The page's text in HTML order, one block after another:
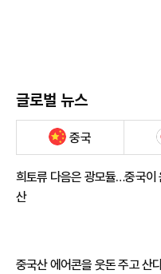
글로벌 뉴스
중국
희토류 다음은 광모듈…중국이
산
중국산 에어콘을 웃돈 주고 산